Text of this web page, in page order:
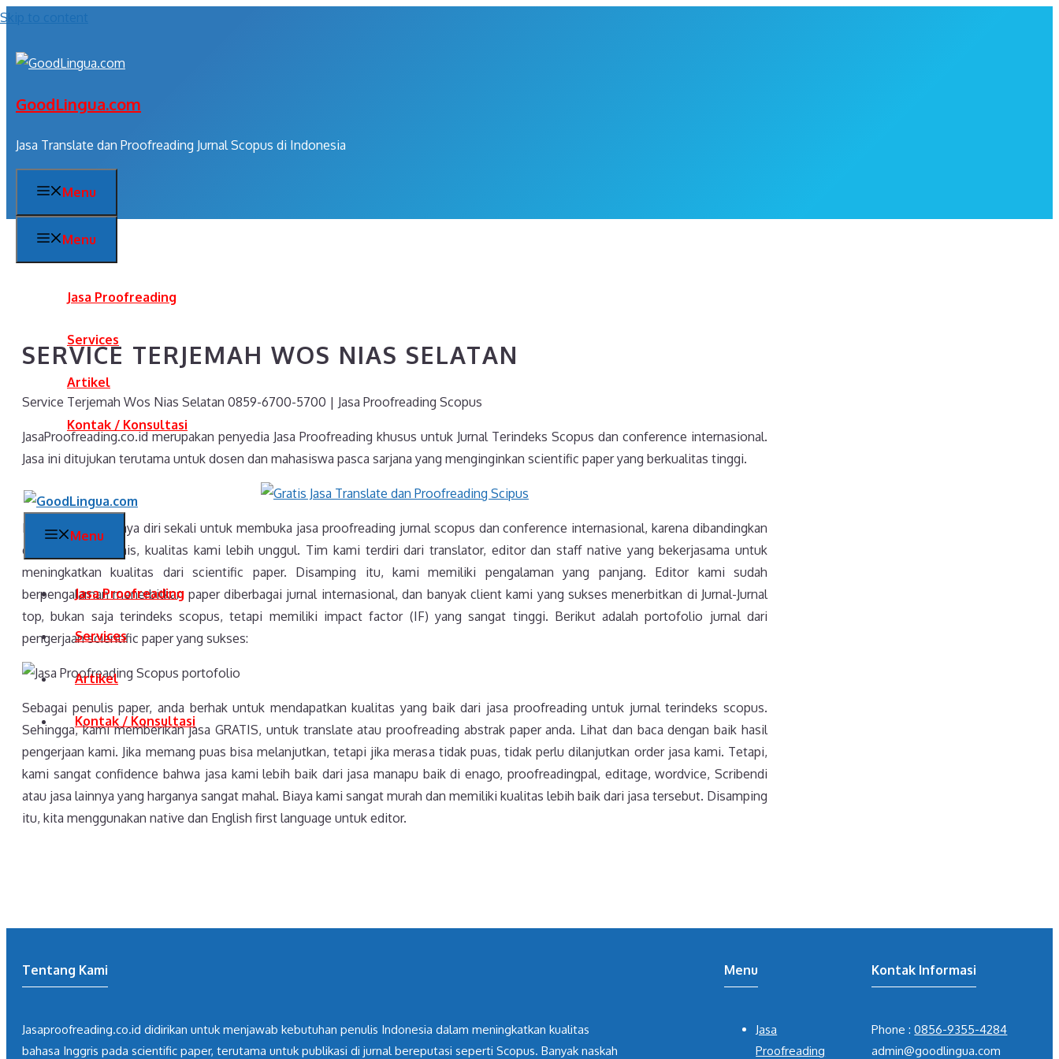
Skip to content
GoodLingua.com
Jasa Translate dan Proofreading Jurnal Scopus di Indonesia
Menu
Menu
Jasa Proofreading
Services
Artikel
Kontak / Konsultasi
Menu
Jasa Proofreading
Services
Artikel
Kontak / Konsultasi
SERVICE TERJEMAH WOS NIAS SELATAN
Service Terjemah Wos Nias Selatan 0859-6700-5700 | Jasa Proofreading Scopus
JasaProofreading.co.id merupakan penyedia Jasa Proofreading khusus untuk Jurnal Terindeks Scopus dan conference internasional.
Jasa ini ditujukan terutama untuk dosen dan mahasiswa pasca sarjana yang menginginkan scientific paper yang berkualitas tinggi.
Kami sangat percaya diri sekali untuk membuka jasa proofreading jurnal scopus dan conference internasional, karena dibandingkan
dengan jasa sejenis, kualitas kami lebih unggul. Tim kami terdiri dari translator, editor dan staff native yang bekerjasama untuk
meningkatkan kualitas dari scientific paper. Disamping itu, kami memiliki pengalaman yang panjang. Editor kami sudah
berpengalaman menerbitkan paper diberbagai jurnal internasional, dan banyak client kami yang sukses menerbitkan di Jurnal-Jurnal
top, bukan saja terindeks scopus, tetapi memiliki impact factor (IF) yang sangat tinggi. Berikut adalah portofolio jurnal dari
pengerjaan scientific paper yang sukses:
Sebagai penulis paper, anda berhak untuk mendapatkan kualitas yang baik dari jasa proofreading untuk jurnal terindeks scopus.
Sehingga, kami memberikan jasa GRATIS, untuk translate atau proofreading abstrak paper anda. Lihat dan baca dengan baik hasil
pengerjaan kami. Jika memang puas bisa melanjutkan, tetapi jika merasa tidak puas, tidak perlu dilanjutkan order jasa kami. Tetapi,
kami sangat confidence bahwa jasa kami lebih baik dari jasa manapu baik di enago, proofreadingpal, editage, wordvice, Scribendi
atau jasa lainnya yang harganya sangat mahal. Biaya kami sangat murah dan memiliki kualitas lebih baik dari jasa tersebut. Disamping
itu, kita menggunakan native dan English first language untuk editor.
Tentang Kami
Jasaproofreading.co.id didirikan untuk menjawab kebutuhan penulis Indonesia dalam meningkatkan kualitas
bahasa Inggris pada scientific paper, terutama untuk publikasi di jurnal bereputasi seperti Scopus. Banyak naskah
Menu
Jasa
Proofreading
Kontak Informasi
Phone :0856-9355-4284
admin@goodlingua.com